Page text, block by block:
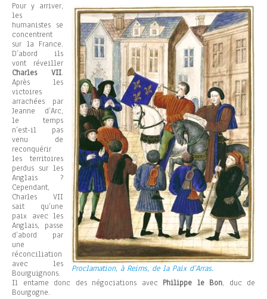
Proclamation, à Reims, de la Paix d’Arras.
Pour y arriver,
les
humanistes se
concentrent
sur la France.
D’abord ils
vont réveiller
Charles VII.
Après les
victoires
arrachées par
Jeanne d’Arc,
le temps
n’est-il pas
venu de
reconquérir
les territoires
perdus sur les
Anglais ?
Cependant,
Charles VII
sait qu’une
paix avec les
Anglais, passe
d’abord par
une
réconciliation
avec les
Bourguignons.
Il entame donc des négociations avec Philippe le Bon, duc de
Bourgogne.